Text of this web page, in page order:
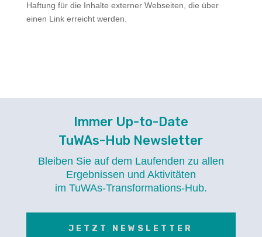
Haftung für die Inhalte externer Webseiten, die über
einen Link erreicht werden.
Immer Up-to-Date
TuWAs-Hub Newsletter
Bleiben Sie auf dem Laufenden zu allen
Ergebnissen und Aktivitäten
im TuWAs-Transformations-Hub.
JETZT NEWSLETTER